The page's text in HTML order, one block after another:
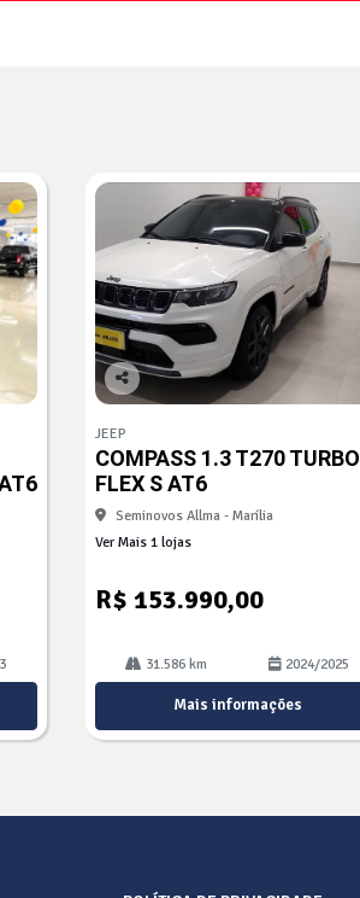
Co
arti
lhe
JEEP
COMPASS 1.3 T270 TURBO
FLEX S AT6
Seminovos Allma - Marília
Ver Mais 1 lojas
R$ 153.990,00
31.586 km 2024/2025
Mais informações